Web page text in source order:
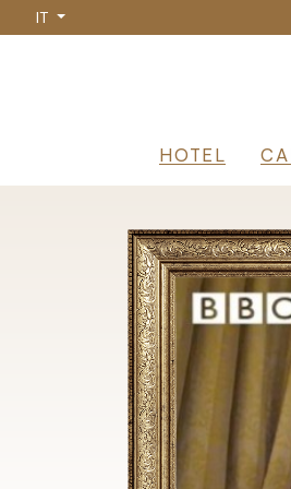
Salta
al
IT
HOTEL